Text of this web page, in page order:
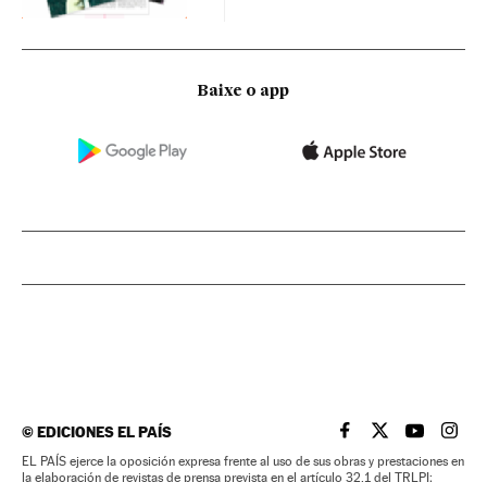
Baixe o app
©EDICIONES EL PAÍS EL PAÍS BRASIL EN
EL PAÍSEL PAÍS
EL
EL PAÍS ejerce la oposición expresa frente al uso de sus obras y prestaciones en
la elaboración de revistas de prensa prevista en el artículo 32.1 del TRLPI;